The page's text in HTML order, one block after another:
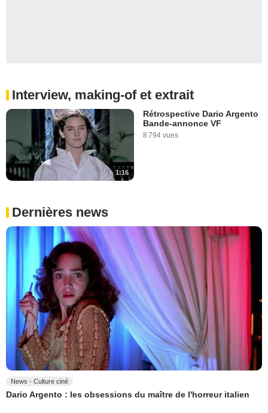
Interview, making-of et extrait
1:16
Rétrospective Dario Argento
Bande-annonce VF
8 794 vues
Dernières news
News - Culture ciné
Dario Argento : les obsessions du maître de l'horreur italien